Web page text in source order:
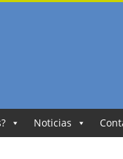
Noticias